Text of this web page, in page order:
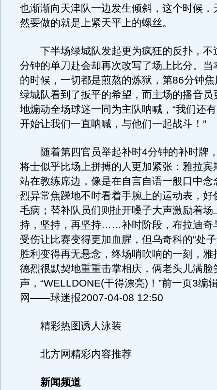
也渐渐向天津队一边发生倾斜，这个时候，
然要做的就是上紧天平上的螺丝。
下半场绿城队发起更为疯狂的反扑，不
分钟的单刀赴会却再次改写了场上比分。当
的时候，一切都是煎熬的炼狱，第86分钟
绿城队看到了扳平的希望，而主场的播音员
地煽动全场球迷一同为主队呐喊，“我们还
开始让我们一直呐喊，与他们一起战斗！”
随着第四官员举起补时4分钟的补时牌
将士似乎比场上拼搏的人更加紧张：雅拉宾
站在教练席边，像是在自言自语一般口中念
烈异常焦躁地不时看着手腕上的运动表，好
毛病；替补队员们则扯开嗓子大声激励着场
持，坚持，再坚持……补时阶段，布拉迪奇
受伤让比赛变得更加血腥，但乌奇科的“处
胜利变得再无悬念，终场哨吹响的一刻，雅
德烈很默契地重重击掌相庆，俩老头儿满脸
声，“WELLDONE(干得漂亮)！”前一页3编
网——球迷报2007-04-08 12:50
精彩热图诱人泳装
北方网精彩内容推荐
新闻频道